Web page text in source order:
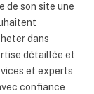
de son site une
dans
détaillée et
et experts
confiance